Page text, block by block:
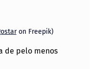
on Freepik)
de pelo menos